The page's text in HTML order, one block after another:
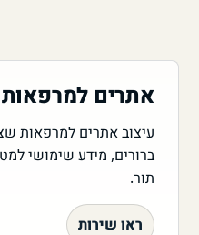
אתרים למרפאות
ברורים, מידע שימושי
תור.
ראו שירות